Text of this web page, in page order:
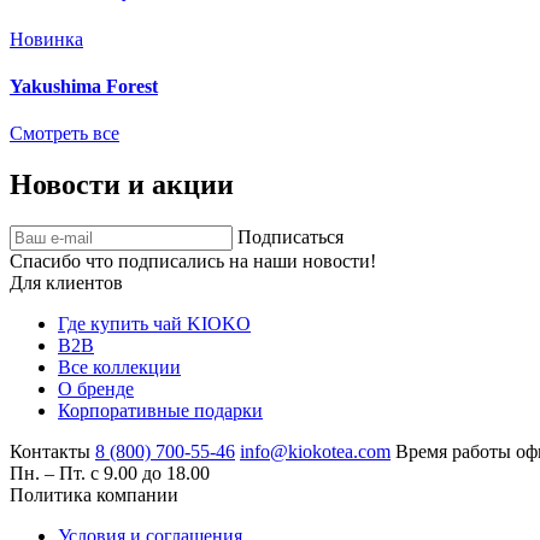
Новинка
Yakushima Forest
Смотреть все
Новости и акции
Подписаться
Спасибо что подписались на наши новости!
Для клиентов
Где купить чай KIOKO
B2B
Все коллекции
О бренде
Корпоративные подарки
Контакты 8 (800) 700-55-46 info@kiokotea.com Время работы
Пн. – Пт. с 9.00 до 18.00
Политика компании
Условия и соглашения